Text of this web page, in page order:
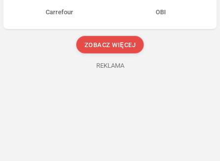
Carrefour OBI
ZOBACZ WIĘCEJ
REKLAMA